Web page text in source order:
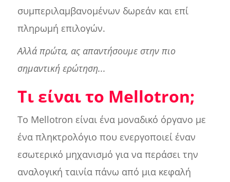
συμπεριλαμβανομένων δωρεάν και επί
πληρωμή επιλογών.
Αλλά πρώτα, ας απαντήσουμε στην πιο
σημαντική ερώτηση...
Τι είναι το Mellotron;
Το Mellotron είναι ένα μοναδικό όργανο με
ένα πληκτρολόγιο που ενεργοποιεί έναν
εσωτερικό μηχανισμό για να περάσει την
αναλογική ταινία πάνω από μια κεφαλή